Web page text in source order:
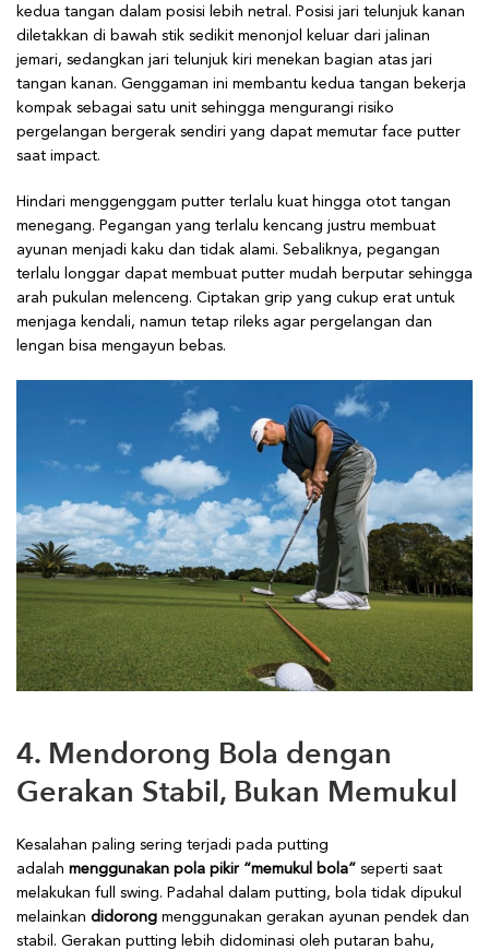
kedua tangan dalam posisi lebih netral. Posisi jari telunjuk kanan
diletakkan di bawah stik sedikit menonjol keluar dari jalinan
jemari, sedangkan jari telunjuk kiri menekan bagian atas jari
tangan kanan. Genggaman ini membantu kedua tangan bekerja
kompak sebagai satu unit sehingga mengurangi risiko
pergelangan bergerak sendiri yang dapat memutar face putter
saat impact.
Hindari menggenggam putter terlalu kuat hingga otot tangan
menegang. Pegangan yang terlalu kencang justru membuat
ayunan menjadi kaku dan tidak alami. Sebaliknya, pegangan
terlalu longgar dapat membuat putter mudah berputar sehingga
arah pukulan melenceng. Ciptakan grip yang cukup erat untuk
menjaga kendali, namun tetap rileks agar pergelangan dan
lengan bisa mengayun bebas.
4. Mendorong Bola dengan
Gerakan Stabil, Bukan Memukul
Kesalahan paling sering terjadi pada putting
adalah menggunakan pola pikir “memukul bola” seperti saat
melakukan full swing. Padahal dalam putting, bola tidak dipukul
melainkan didorong menggunakan gerakan ayunan pendek dan
stabil. Gerakan putting lebih didominasi oleh putaran bahu,